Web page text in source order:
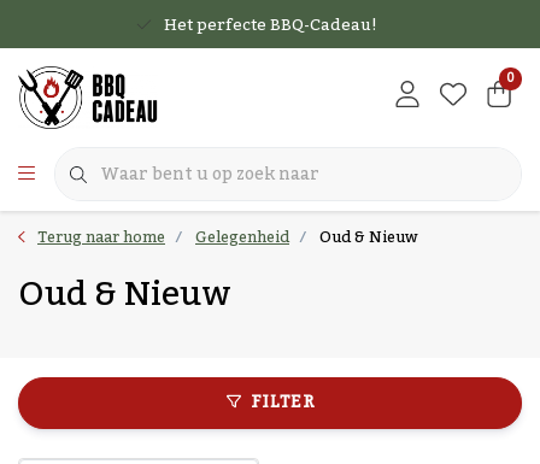
Het perfecte BBQ-Cadeau!
0
Terug naar home Gelegenheid Oud & Nieuw
Oud & Nieuw
FILTER